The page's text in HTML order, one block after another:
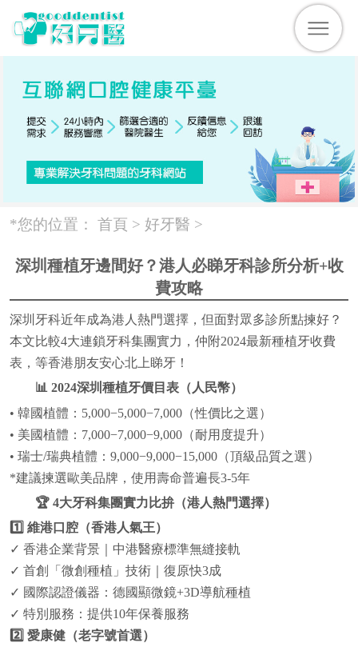
*您的位置： 首頁 > 好牙醫 >
深圳種植牙邊間好？港人必睇牙科診所分析+收
費攻略
深圳牙科近年成為港人熱門選擇，但面對眾多診所點揀好？
本文比較4大連鎖牙科集團實力，仲附2024最新種植牙收費
表，等香港朋友安心北上睇牙！
📊 2024深圳種植牙價目表（人民幣）
• 韓國植體：5,000−5,000−7,000（性價比之選）
• 美國植體：7,000−7,000−9,000（耐用度提升）
• 瑞士/瑞典植體：9,000−9,000−15,000（頂級品質之選）
*建議揀選歐美品牌，使用壽命普遍長3-5年
🏆 4大牙科集團實力比拚（港人熱門選擇）
1️⃣ 維港口腔（香港人氣王）
✓ 香港企業背景｜中港醫療標準無縫接軌
✓ 首創「微創種植」技術｜復原快3成
✓ 國際認證儀器：德國顯微鏡+3D導航種植
✓ 特別服務：提供10年保養服務
2️⃣ 愛康健（老字號首選）